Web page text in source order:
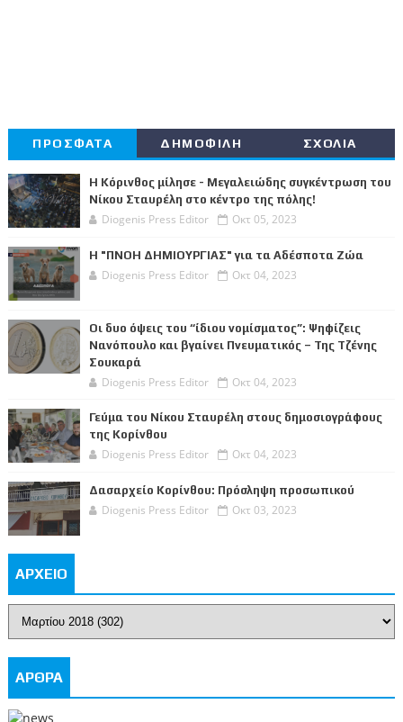
ΠΡΟΣΦΑΤΑ ΔΗΜΟΦΙΛΗ ΣΧΟΛΙΑ
Η Κόρινθος μίλησε - Μεγαλειώδης συγκέντρωση του
Νίκου Σταυρέλη στο κέντρο της πόλης!
Diogenis Press Editor Οκτ 05, 2023
Η "ΠΝΟΗ ΔΗΜΙΟΥΡΓΙΑΣ" για τα Αδέσποτα Ζώα
Diogenis Press Editor Οκτ 04, 2023
Οι δυο όψεις του “ίδιου νομίσματος”: Ψηφίζεις
Νανόπουλο και βγαίνει Πνευματικός – Της Τζένης
Σουκαρά
Diogenis Press Editor Οκτ 04, 2023
Γεύμα του Νίκου Σταυρέλη στους δημοσιογράφους
της Κορίνθου
Diogenis Press Editor Οκτ 04, 2023
Δασαρχείο Κορίνθου: Πρόσληψη προσωπικού
Diogenis Press Editor Οκτ 03, 2023
ΑΡΧΕΙΟ
ΑΡΘΡΑ